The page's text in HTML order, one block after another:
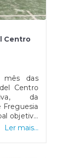
Centro
mês das
Centro
da
Freguesia
objetivo
jovem
de
Ler mais...